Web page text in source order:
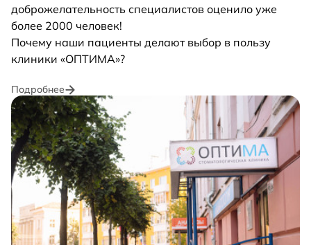
доброжелательность специалистов оценило уже
более 2000 человек!
Почему наши пациенты делают выбор в пользу
клиники «ОПТИМА»?
Подробнее